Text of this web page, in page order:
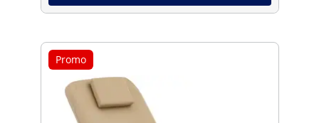
Promo